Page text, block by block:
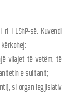
i LShP-së. Kuvendi
vilajet të vetëm, të
e sulltanit;
si organ legjislativ